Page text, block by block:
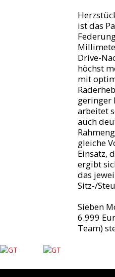
ist das
Drive-
höchst
mit
geringer
arbeitet
auch
gleiche
Einsatz,
ergibt
das
Sitz-/
Sieben
6.999
Team)